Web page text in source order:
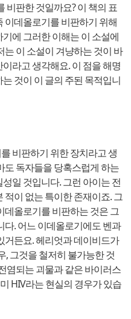
비판한 것일까요? 이 책의 표
이데올로기를 비판하기 위해
에 그러한 이해는 이 소설에
이 소설이 겨냥하는 것이 바
라고 생각해요. 이 점을 해명
것이 이 글의 주된 목적입니
비판하기 위한 장치라고 생
도 독자들을 당혹스럽게 하는
일 것입니다. 그런 아이는 전
이 없는 특이한 존재이죠. 그
데올로기를 비판하는 것은 그
다. 어느 이데올로기에도 벤과
거든요. 헤리엇과 데이비드가
, 그것을 철저히 불가능한 것
염되는 괴물과 같은 바이러스
HIV라는 현실의 경우가 있습